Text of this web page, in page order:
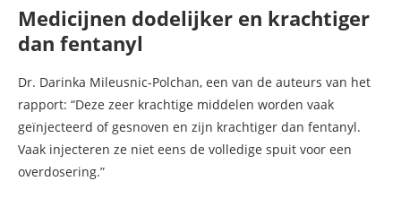
Medicijnen dodelijker en krachtiger
dan fentanyl
Dr. Darinka Mileusnic-Polchan, een van de auteurs van het
rapport: “Deze zeer krachtige middelen worden vaak
geïnjecteerd of gesnoven en zijn krachtiger dan fentanyl.
Vaak injecteren ze niet eens de volledige spuit voor een
overdosering.”